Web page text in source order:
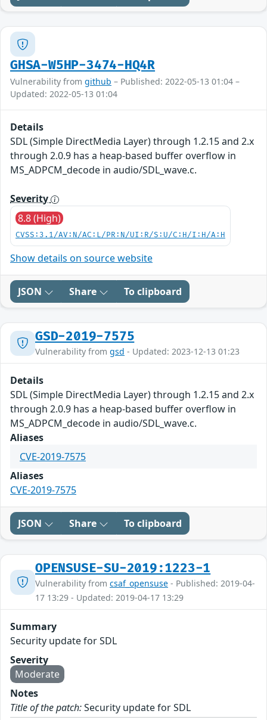
GHSA-W5HP-3474-HQ4R
Vulnerability from github – Published: 2022-05-13 01:04 –
Updated: 2022-05-13 01:04
Details
SDL (Simple DirectMedia Layer) through 1.2.15 and 2.x
through 2.0.9 has a heap-based buffer overflow in
MS_ADPCM_decode in audio/SDL_wave.c.
Severity
8.8 (High)
CVSS:3.1/AV:N/AC:L/PR:N/UI:R/S:U/C:H/I:H/A:H
Show details on source website
JSON Share To clipboard
GSD-2019-7575
Vulnerability from gsd - Updated: 2023-12-13 01:23
Details
SDL (Simple DirectMedia Layer) through 1.2.15 and 2.x
through 2.0.9 has a heap-based buffer overflow in
MS_ADPCM_decode in audio/SDL_wave.c.
Aliases
CVE-2019-7575
Aliases
CVE-2019-7575
JSON Share To clipboard
OPENSUSE-SU-2019:1223-1
Vulnerability from csaf_opensuse - Published: 2019-04-
17 13:29 - Updated: 2019-04-17 13:29
Summary
Security update for SDL
Severity
Moderate
Notes
Title of the patch:Security update for SDL